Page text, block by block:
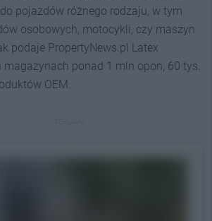
pojazdów różnego rodzaju, w tym
osobowych, motocykli, czy maszyn
podaje PropertyNews.pl Latex
magazynach ponad 1 mln opon, 60 tys.
OEM.